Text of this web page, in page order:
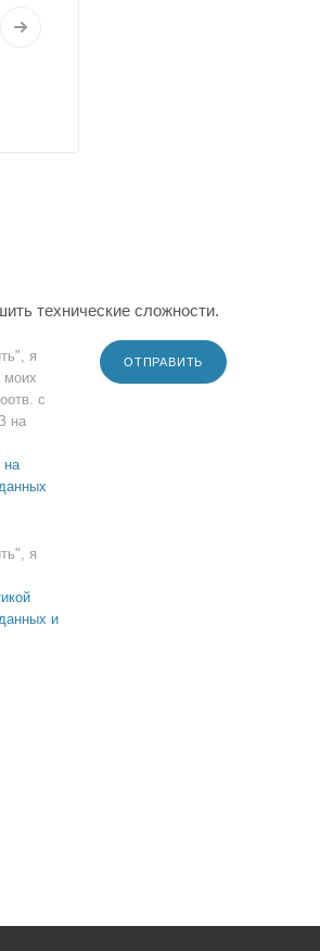
технические сложности.
я
моих
с
на
на
я
и
ОТПРАВИТЬ